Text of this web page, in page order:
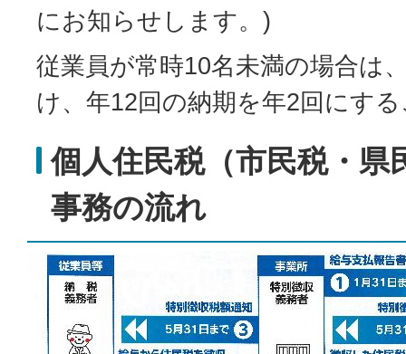
にお知らせします。)
従業員が常時10名未満の場合は
け、年12回の納期を年2回にす
個人住民税（市民税・県
事務の流れ